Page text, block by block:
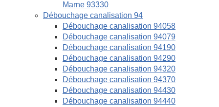
Marne 93330
Débouchage canalisation 94
Débouchage canalisation 94058
Débouchage canalisation 94079
Débouchage canalisation 94190
Débouchage canalisation 94290
Débouchage canalisation 94320
Débouchage canalisation 94370
Débouchage canalisation 94430
Débouchage canalisation 94440